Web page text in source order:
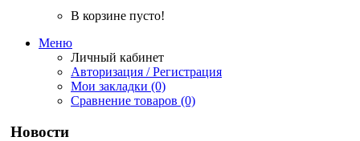
В корзине пусто!
Меню
Личный кабинет
Авторизация / Регистрация
Мои закладки (0)
Сравнение товаров (0)
Новости